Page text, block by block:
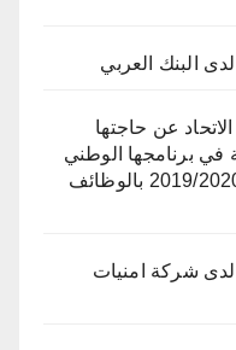
البنك العربي
عن حاجتها
في برنامجها الوطني
والدولي IGCSE للعام الدراسي 2019/2020 بالوظائف
شركة امنيات